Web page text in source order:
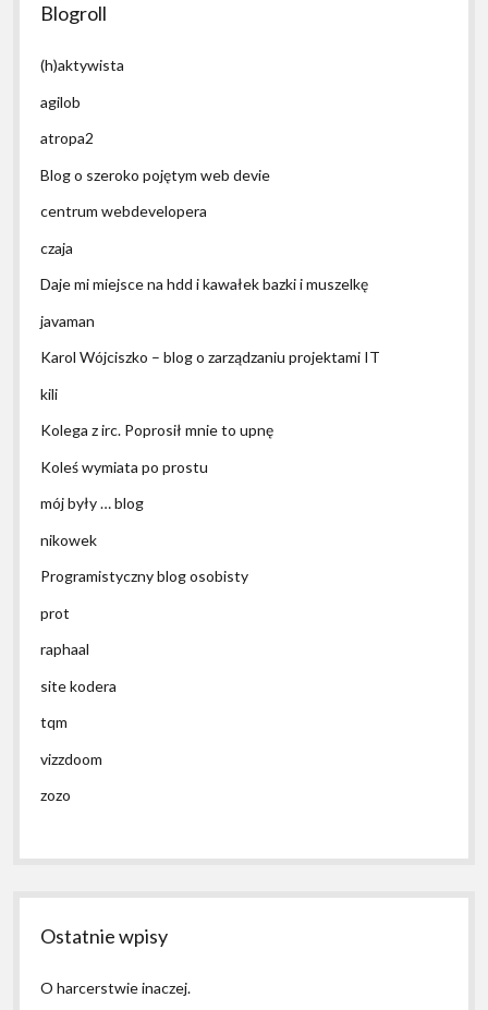
Blogroll
(h)aktywista
agilob
atropa2
Blog o szeroko pojętym web devie
centrum webdevelopera
czaja
Daje mi miejsce na hdd i kawałek bazki i muszelkę
javaman
Karol Wójciszko – blog o zarządzaniu projektami IT
kili
Kolega z irc. Poprosił mnie to upnę
Koleś wymiata po prostu
mój były … blog
nikowek
Programistyczny blog osobisty
prot
raphaal
site kodera
tqm
vizzdoom
zozo
Ostatnie wpisy
O harcerstwie inaczej.